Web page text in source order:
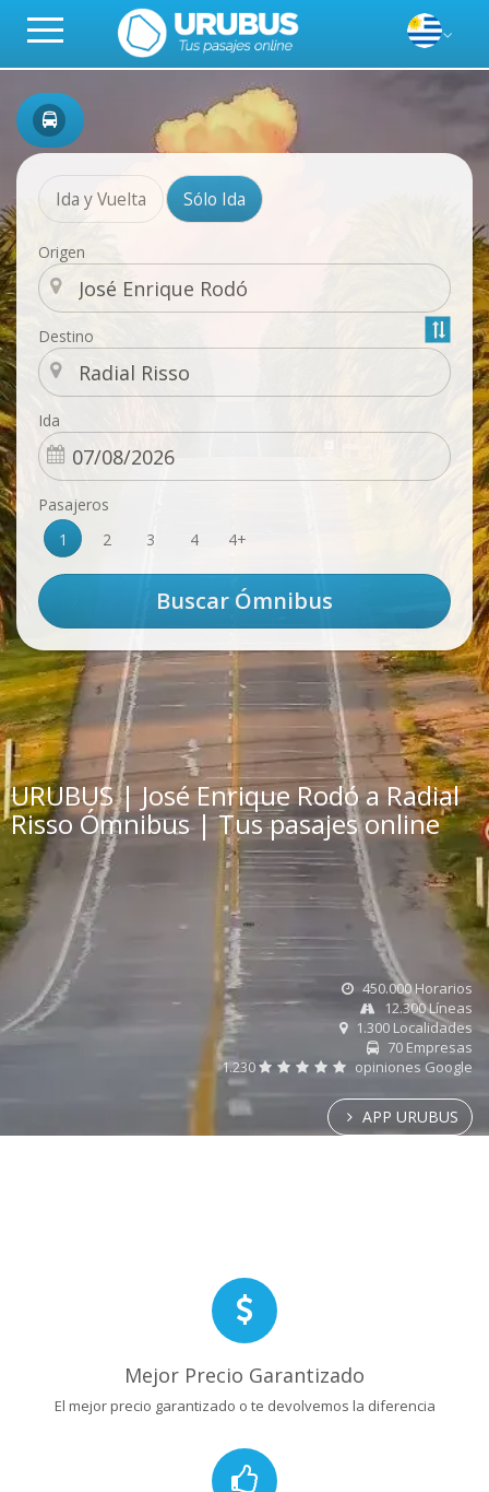
Ida y Vuelta Sólo Ida
Origen
Destino
Ida
Pasajeros
1
2 3 4 4+
URUBUS | José Enrique Rodó a Radial
Risso Ómnibus | Tus pasajes online
450.000 Horarios
12.300 Líneas
1.300 Localidades
70 Empresas
1.230
opiniones Google
APP URUBUS
Mejor Precio Garantizado
El mejor precio garantizado o te devolvemos la diferencia